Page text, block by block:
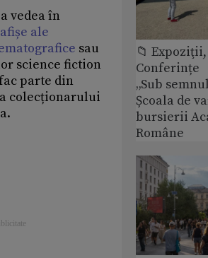
vedea în
afișe ale
sau
science fiction
parte din
colecționarului
📁
Conferințe
„Sub
Școala de
bursierii
Române